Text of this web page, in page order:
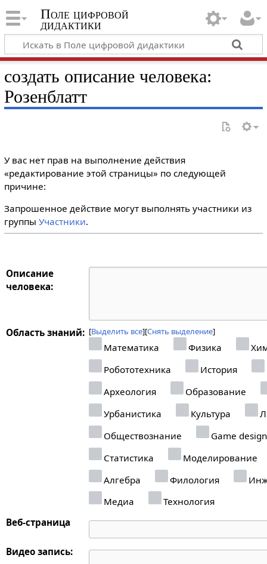
Поле цифровой
дидактики
создать описание человека:
Розенблатт
У вас нет прав на выполнение действия
«редактирование этой страницы» по следующей
причине:
Запрошенное действие могут выполнять участники из
группы Участники.
Описание
человека:
Область знаний: Выделить все Снять выделение
Математика Физика
Робототехника
История
Археология
Образование
Урбанистика
Культура
Обществознание
Game design
Статистика
Моделирование
Алгебра
Филология
Медиа
Технология
Веб-страница
Видео запись: